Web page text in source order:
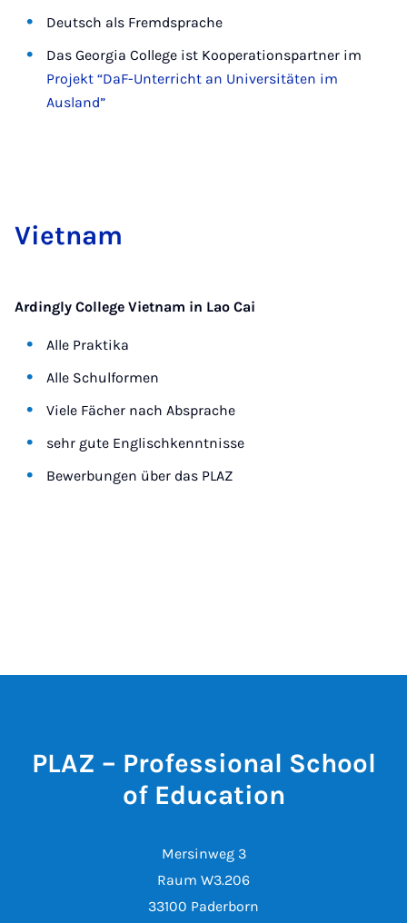
Deutsch als Fremdsprache
Das Georgia College ist Kooperationspartner im
Projekt “DaF-Unterricht an Universitäten im
Ausland”
Vi­et­nam
Ardingly College Vietnam in Lao Cai
Alle Praktika
Alle Schulformen
Viele Fächer nach Absprache
sehr gute Englischkenntnisse
Bewerbungen über das PLAZ
PLAZ – Professional School
of Education
Mersinweg 3
Raum W3.206
33100 Paderborn